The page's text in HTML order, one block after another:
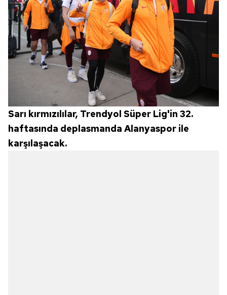
Sarı kırmızılılar, Trendyol Süper Lig'in 32.
haftasında deplasmanda Alanyaspor ile
karşılaşacak.